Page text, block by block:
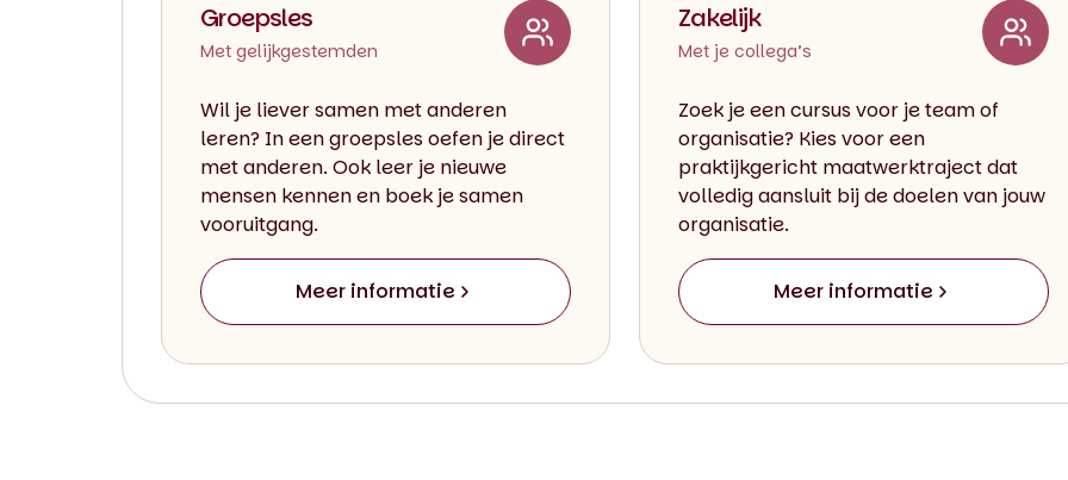
Groepsles
Met gelijkgestemden
Wil je liever samen met anderen
leren? In een groepsles oefen je direct
met anderen. Ook leer je nieuwe
mensen kennen en boek je samen
vooruitgang.
Meer informatie
Zakelijk
Met je collega’s
Zoek je een cursus voor je team of
organisatie? Kies voor een
praktijkgericht maatwerktraject dat
volledig aansluit bij de doelen van jouw
organisatie.
Meer informatie